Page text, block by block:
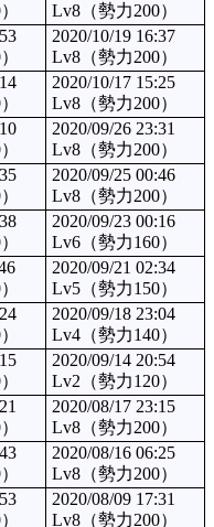
Lv8（勢力200）
2020/10/19 16:37
Lv8（勢力200）
2020/10/17 15:25
Lv8（勢力200）
2020/09/26 23:31
Lv8（勢力200）
2020/09/25 00:46
Lv8（勢力200）
2020/09/23 00:16
Lv6（勢力160）
2020/09/21 02:34
Lv5（勢力150）
2020/09/18 23:04
Lv4（勢力140）
2020/09/14 20:54
Lv2（勢力120）
2020/08/17 23:15
Lv8（勢力200）
2020/08/16 06:25
Lv8（勢力200）
2020/08/09 17:31
Lv8（勢力200）